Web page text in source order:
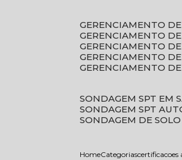
GERENCIAMENTO
GERENCIAMENTO
GERENCIAMENTO
GERENCIAMENTO
GERENCIAMENTO
SONDAGEM SPT EM
SONDAGEM SPT
SONDAGEM DE
HomeCategorias